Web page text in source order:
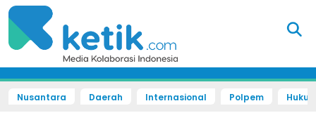
Nusantara Daerah Internasional Polpem